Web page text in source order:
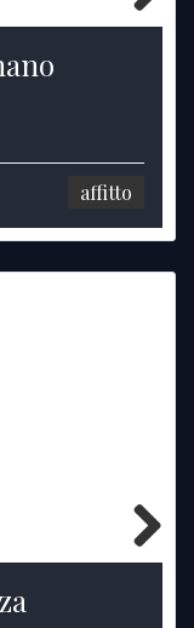
Next
affitto
Next